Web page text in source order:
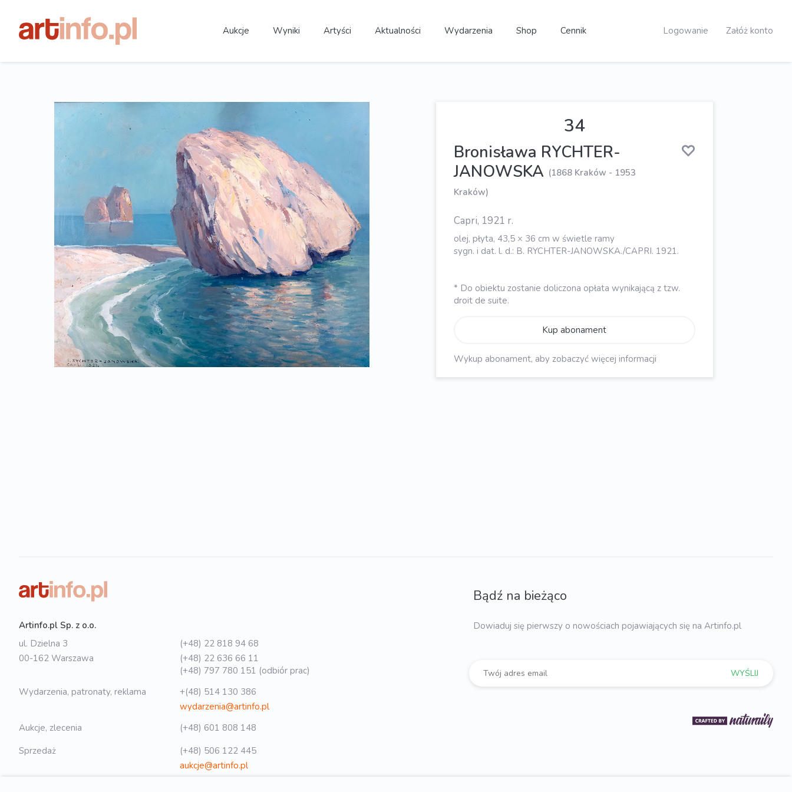
Aukcje Wyniki Artyści Aktualności Wydarzenia Shop Cennik Logowanie Załóż konto
34
Bronisława RYCHTER-
JANOWSKA (1868 Kraków - 1953
Kraków)
Capri, 1921 r.
olej, płyta, 43,5 × 36 cm w świetle ramy
sygn. i dat. l. d.: B. RYCHTER-JANOWSKA./CAPRI. 1921.
* Do obiektu zostanie doliczona opłata wynikającą z tzw.
droit de suite.
Kup abonament
Wykup abonament, aby zobaczyć więcej informacji
Artinfo.pl Sp. z o.o.
ul. Dzielna 3
00-162 Warszawa
(+48) 22 818 94 68
(+48) 22 636 66 11
(+48) 797 780 151 (odbiór prac)
Wydarzenia, patronaty, reklama
+(48) 514 130 386
wydarzenia@artinfo.pl
Aukcje, zlecenia
(+48) 601 808 148
Sprzedaż
(+48) 506 122 445
aukcje@artinfo.pl
Bądź na bieżąco
Dowiaduj się pierwszy o nowościach pojawiających się na Artinfo.pl
WYŚLIJ